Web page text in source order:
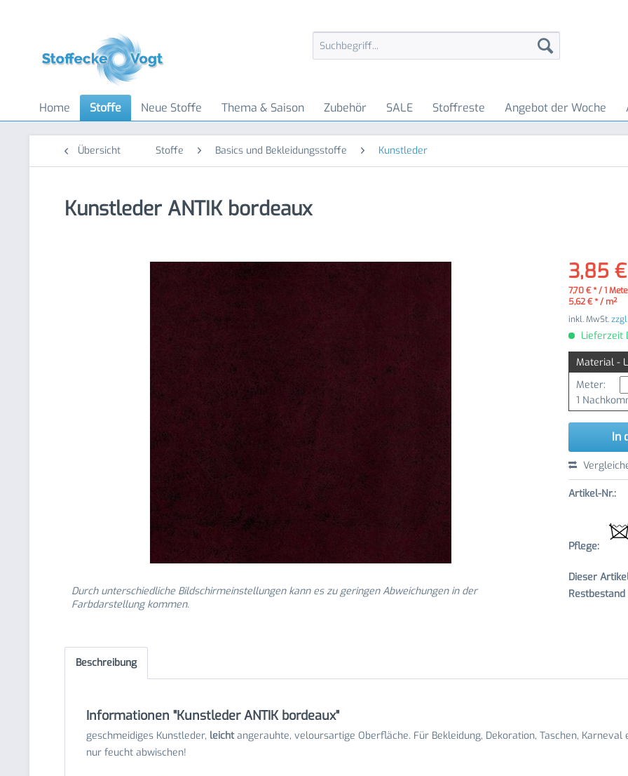
Home Stoffe Neue Stoffe Thema & Saison Zubehör SALE Stoffreste Angebot der Woche
Übersicht Stoffe Basics und Bekleidungsstoffe Kunstleder
Kunstleder ANTIK bordeaux
Durch unterschiedliche Bildschirmeinstellungen kann es zu geringen Abweichungen in der
Farbdarstellung kommen.
3,85
7,70 € * / 1
5,62 € * / m²
inkl. MwSt.
Lieferzeit
Material -
Meter:
1
In
Artikel-Nr.:
Pflege:
Dieser
Beschreibung
Informationen "Kunstleder ANTIK bordeaux"
geschmeidiges Kunstleder, leichtangerauhte, veloursartige Oberfläche. Für Bekleidung, Dekoration, Taschen, Karneval
nur feucht abwischen!